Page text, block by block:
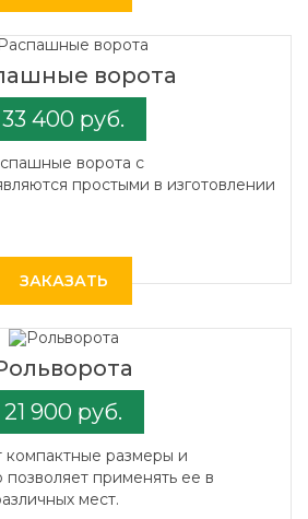
ворота
33 400 руб.
ворота с
простыми в изготовлении
ЗАКАЗАТЬ
21 900 руб.
компактные размеры и
применять ее в
мест.